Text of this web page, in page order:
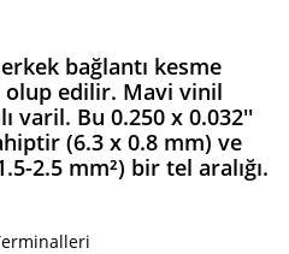
bağlantı kesme
olup edilir. Mavi vinil
varil. Bu 0.250 x 0.032''
(6.3 x 0.8 mm) ve
2.5 mm²) bir tel aralığı.